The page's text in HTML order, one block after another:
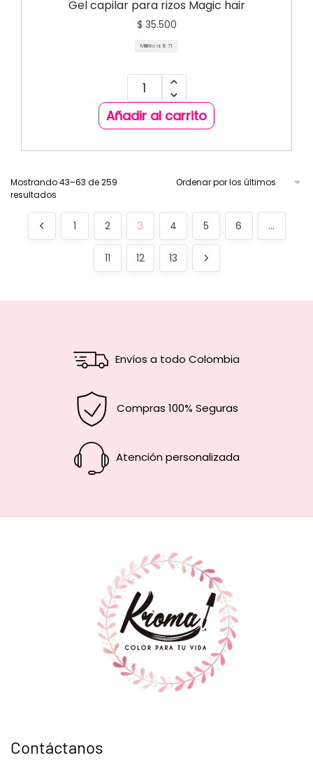
Gel capilar para rizos Magic hair
$ 35.500
Mililitro a: $ 71
Añadir al carrito
Mostrando 43–63 de 259
resultados
1 2 3 4 5 6 …
11 12 13
Envíos a todo Colombia
Compras 100% Seguras
Atención personalizada
Contáctanos